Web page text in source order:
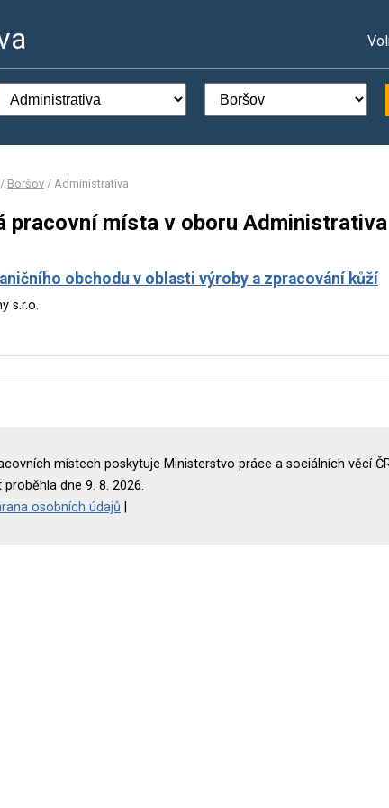
/ Boršov / Administrativa
pracovní místa v oboru Administrativa
obchodu v oblasti výroby a zpracování kůží
s.r.o.
místech poskytuje Ministerstvo práce a sociálních věcí
dne 9. 8. 2026.
osobních údajů